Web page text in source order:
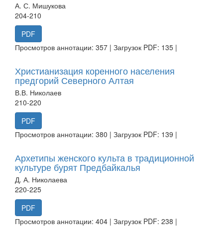
А. С. Мишукова
204-210
PDF
Просмотров аннотации: 357 | Загрузок PDF: 135 |
Христианизация коренного населения
предгорий Северного Алтая
В.В. Николаев
210-220
PDF
Просмотров аннотации: 380 | Загрузок PDF: 139 |
Архетипы женского культа в традиционной
культуре бурят Предбайкалья
Д. А. Николаева
220-225
PDF
Просмотров аннотации: 404 | Загрузок PDF: 238 |